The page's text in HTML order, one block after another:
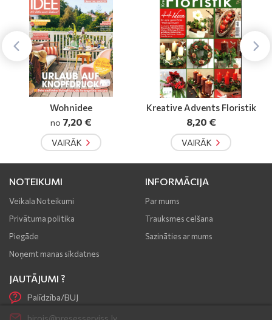
Kreative Advents Floristik
8,20 €
VAIRĀK
1000 sovetov
3,40 €
VAIRĀK
NOTEIKUMI
Veikala Noteikumi
Privātuma politika
Piegāde
Noņemt manas sīkdatnes
INFORMĀCIJA
Par mums
Trauksmes celšana
Sazināties ar mums
JAUTĀJUMI ?
Palīdzība/BUJ
birojs@presesserviss.lv